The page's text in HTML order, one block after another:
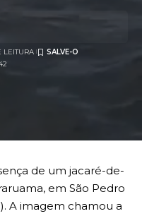
LEITURA
de um jacaré-de-
em São Pedro
A imagem chamou a